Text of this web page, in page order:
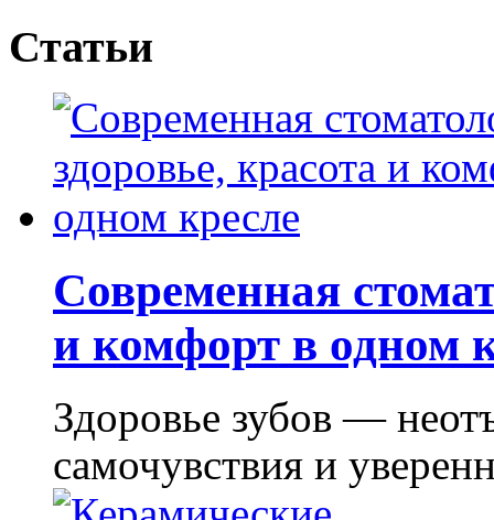
Статьи
Современная
и комфорт в одном
Здоровье зубов —
самочувствия и